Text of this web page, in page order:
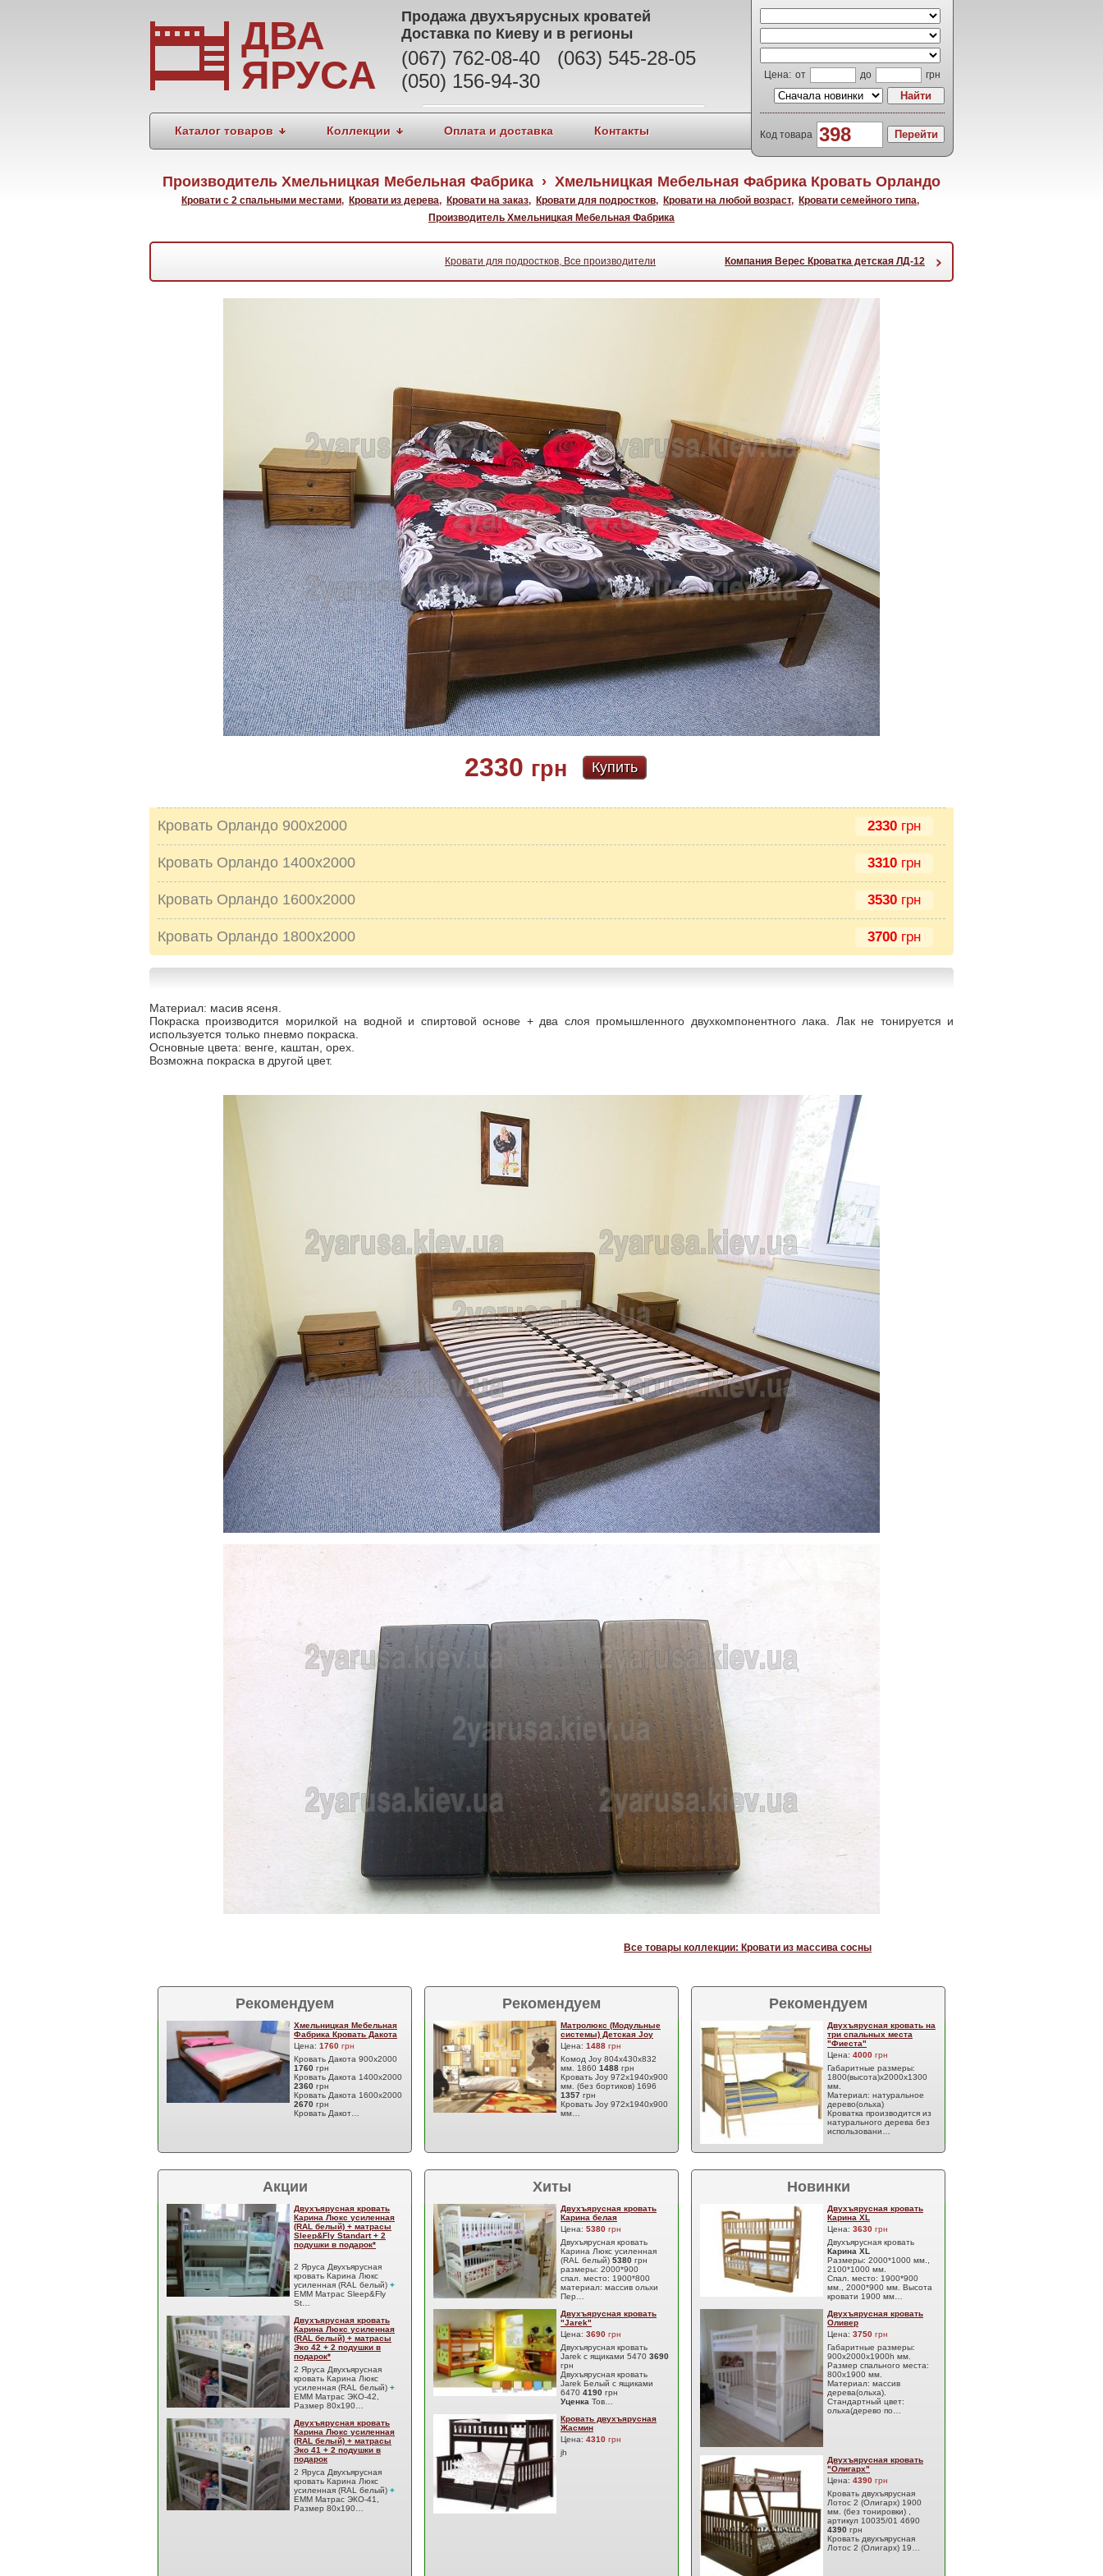
ДВА
ЯРУСА
Продажа двухъярусных кроватей
Доставка по Киеву и в регионы
(067) 762-08-40 (063) 545-28-05
(050) 156-94-30
Каталог товаров Коллекции Оплата и доставка Контакты
Цена: от до грн
Код товара
Производитель Хмельницкая Мебельная Фабрика › Хмельницкая Мебельная Фабрика Кровать Орландо
Кровати с 2 спальными местами, Кровати из дерева, Кровати на заказ, Кровати для подростков, Кровати на любой возраст, Кровати семейного типа,
Производитель Хмельницкая Мебельная Фабрика
Кровати для подростков, Все производители Компания Верес Кроватка детская ЛД-12 ›
2330 грн Купить
Кровать Орландо 900х2000 2330 грн
Кровать Орландо 1400х2000 3310 грн
Кровать Орландо 1600х2000 3530 грн
Кровать Орландо 1800х2000 3700 грн
Материал: масив ясеня.
Покраска производится морилкой на водной и спиртовой основе + два слоя промышленного двухкомпонентного лака. Лак не тонируется и
используется только пневмо покраска.
Основные цвета: венге, каштан, орех.
Возможна покраска в другой цвет.
Все товары коллекции: Кровати из массива сосны
Рекомендуем Рекомендуем Рекомендуем
Хмельницкая Мебельная
Фабрика Кровать Дакота
Цена: 1760 грн
Кровать Дакота 900х2000
1760 грн
Кровать Дакота 1400х2000
2360 грн
Кровать Дакота 1600х2000
2670 грн
Кровать Дакот…
Матролюкс (Модульные
системы) Детская Joy
Цена: 1488 грн
Комод Joy 804х430х832
мм. 1860 1488 грн
Кровать Joy 972х1940х900
мм. (без бортиков) 1696
1357 грн
Кровать Joy 972х1940х900
мм…
Двухъярусная кровать на
три спальных места
"Фиеста"
Цена: 4000 грн
Габаритные размеры:
1800(высота)х2000х1300
мм.
Материал: натуральное
дерево(ольха)
Кроватка производится из
натурального дерева без
использовани…
Акции Хиты Новинки
Двухъярусная кровать
Карина Люкс усиленная
(RAL белый) + матрасы
Sleep&Fly Standart + 2
подушки в подарок*
2 Яруса Двухъярусная
кровать Карина Люкс
усиленная (RAL белый) +
EMM Матрас Sleep&Fly
St…
Двухъярусная кровать
Карина Люкс усиленная
(RAL белый) + матрасы
Эко 42 + 2 подушки в
подарок*
2 Яруса Двухъярусная
кровать Карина Люкс
усиленная (RAL белый) +
EMM Матрас ЭКО-42,
Размер 80x190…
Двухъярусная кровать
Карина Люкс усиленная
(RAL белый) + матрасы
Эко 41 + 2 подушки в
подарок
2 Яруса Двухъярусная
кровать Карина Люкс
усиленная (RAL белый) +
EMM Матрас ЭКО-41,
Размер 80x190…
Двухъярусная кровать
Карина белая
Цена: 5380 грн
Двухъярусная кровать
Карина Люкс усиленная
(RAL белый) 5380 грн
размеры: 2000*900
спал. место: 1900*800
материал: массив ольхи
Пер…
Двухъярусная кровать
"Jarek"
Цена: 3690 грн
Двухъярусная кровать
Jarek с ящиками 5470 3690
грн
Двухъярусная кровать
Jarek Белый с ящиками
6470 4190 грн
Уценка Тов…
Кровать двухъярусная
Жасмин
Цена: 4310 грн
jh
Двухъярусная кровать
Карина XL
Цена: 3630 грн
Двухъярусная кровать
Карина XL
Размеры: 2000*1000 мм.,
2100*1000 мм.
Спал. место: 1900*900
мм., 2000*900 мм. Высота
кровати 1900 мм…
Двухъярусная кровать
Оливер
Цена: 3750 грн
Габаритные размеры:
900х2000х1900h мм.
Размер спального места:
800х1900 мм.
Материал: массив
дерева(ольха).
Стандартный цвет:
ольха(дерево по…
Двухъярусная кровать
"Олигарх"
Цена: 4390 грн
Кровать двухъярусная
Лотос 2 (Олигарх) 1900
мм. (без тонировки) ,
артикул 10035/01 4690
4390 грн
Кровать двухъярусная
Лотос 2 (Олигарх) 19…